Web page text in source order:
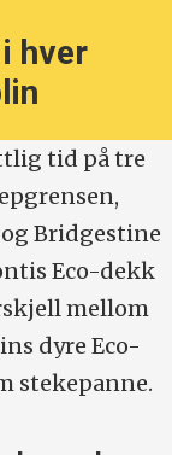
hver
tid på tre
Bridgestine
Eco-dekk
mellom
dyre Eco-
stekepanne.